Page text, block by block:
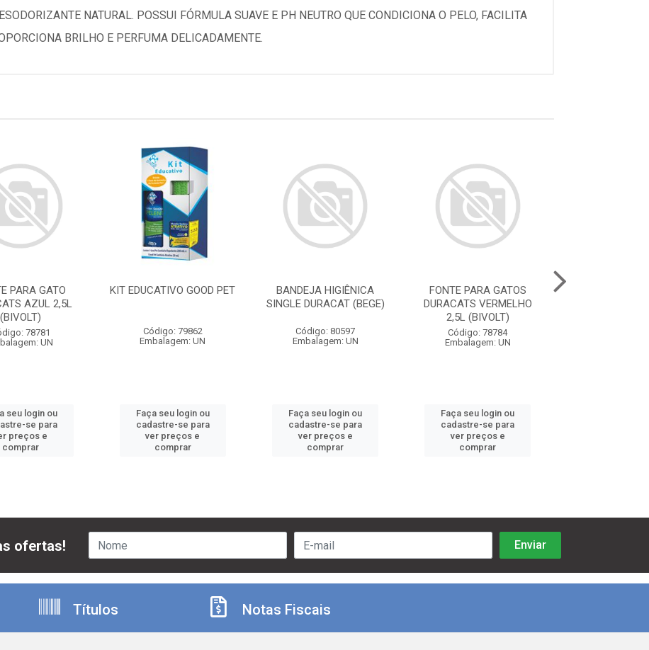
NATURAL. POSSUI FÓRMULA SUAVE E PH NEUTRO QUE CONDICIONA O PELO, FACILITA
BRILHO E PERFUMA DELICADAMENTE.
PARA GATO
AZUL 2,5L
(BIVOLT)
78781
UN
seu login ou
se para
preços e
comprar
KIT EDUCATIVO GOOD PET
Código: 79862
Embalagem: UN
Faça seu login ou
cadastre-se para
ver preços e
comprar
BANDEJA HIGIÊNICA
SINGLE DURACAT (BEGE)
Código: 80597
Embalagem: UN
Faça seu login ou
cadastre-se para
ver preços e
comprar
FONTE PARA GATOS
DURACATS VERMELHO
2,5L (BIVOLT)
Código: 78784
Embalagem: UN
Faça seu login ou
cadastre-se para
ver preços e
comprar
ofertas!
Títulos Notas Fiscais